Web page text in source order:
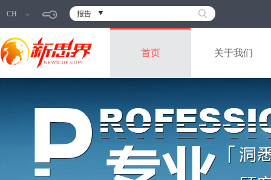
CH 报告
首页 关于我们